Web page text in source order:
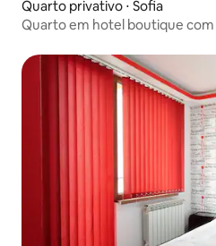
Quarto privativo ⋅ Sofia
Quarto em hotel boutique